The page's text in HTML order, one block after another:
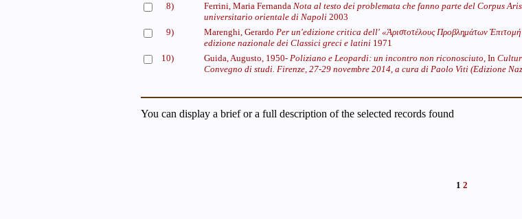
8)
Ferrini, Maria Fernanda Nota al testo dei problemata che fanno parte del Corpus
universitario orientale di Napoli 2003
9)
Marenghi, Gerardo Per un'edizione critica dell' «Άριστοτέλους Προβλημάτων
edizione nazionale dei Classici greci e latini 1971
10)
Guida, Augusto, 1950- Poliziano e Leopardi: un incontro non riconosciuto, In
Convegno di studi. Firenze, 27-29 novembre 2014, a cura di Paolo Viti (Edizione
You can display a brief or a full description of the selected records found
1 2